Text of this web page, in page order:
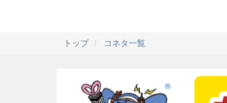
トップ コネタ一覧